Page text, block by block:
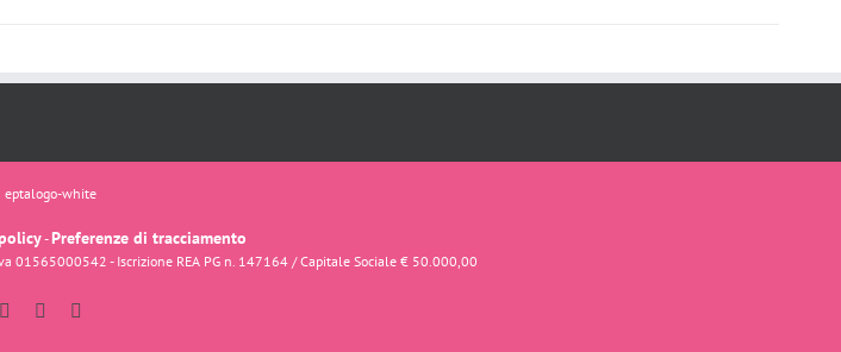
-Preferenze di tracciamento
01565000542 - Iscrizione REA PG n. 147164 / Capitale Sociale € 50.000,00
FacebookInstagram